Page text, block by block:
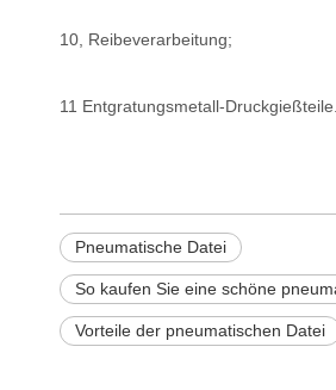
10, Reibeverarbeitung;
11 Entgratungsmetall-Druckgießteile.
Pneumatische Datei
So kaufen Sie eine schöne
Vorteile der pneumatischen Datei